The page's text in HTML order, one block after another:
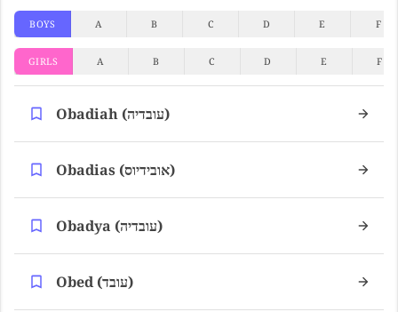
BOYS A B C D E F
GIRLS A B C D E F
Obadiah (עובדיה)
Obadias (אובידיוס)
Obadya (עובדיה)
Obed (עובד)